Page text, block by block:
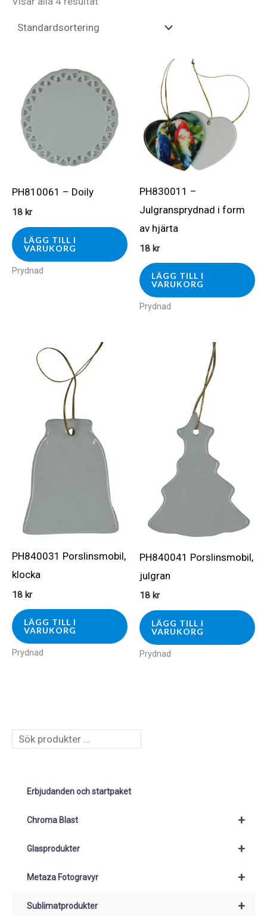
PH810061 – Doily
18 kr
LÄGG TILL I
VARUKORG
Prydnad
PH830011 –
Julgransprydnad i form
av hjärta
18 kr
LÄGG TILL I
VARUKORG
Prydnad
PH840031 Porslinsmobil,
klocka
18 kr
LÄGG TILL I
VARUKORG
Prydnad
PH840041 Porslinsmobil,
julgran
18 kr
LÄGG TILL I
VARUKORG
Prydnad
Erbjudanden och startpaket
+
Chroma Blast
+
Glasprodukter
+
Metaza Fotogravyr
+
Sublimatprodukter